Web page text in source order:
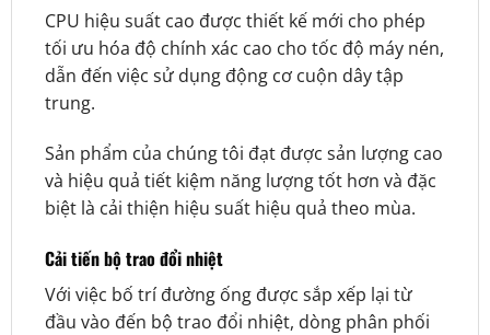
CPU hiệu suất cao được thiết kế mới cho phép
tối ưu hóa độ chính xác cao cho tốc độ máy nén,
dẫn đến việc sử dụng động cơ cuộn dây tập
trung.
Sản phẩm của chúng tôi đạt được sản lượng cao
và hiệu quả tiết kiệm năng lượng tốt hơn và đặc
biệt là cải thiện hiệu suất hiệu quả theo mùa.
Cải tiến bộ trao đổi nhiệt
Với việc bố trí đường ống được sắp xếp lại từ
đầu vào đến bộ trao đổi nhiệt, dòng phân phối